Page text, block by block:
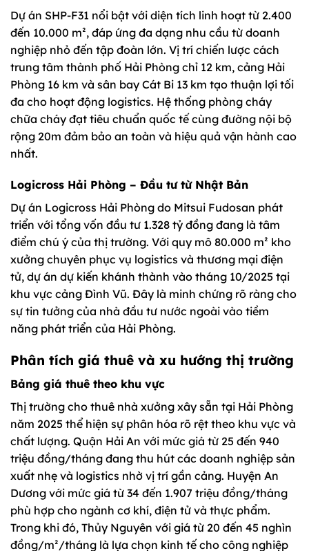
Dự án SHP-F31 nổi bật với diện tích linh hoạt từ 2.400
đến 10.000 m², đáp ứng đa dạng nhu cầu từ doanh
nghiệp nhỏ đến tập đoàn lớn. Vị trí chiến lược cách
trung tâm thành phố Hải Phòng chỉ 12 km, cảng Hải
Phòng 16 km và sân bay Cát Bi 13 km tạo thuận lợi tối
đa cho hoạt động logistics. Hệ thống phòng cháy
chữa cháy đạt tiêu chuẩn quốc tế cùng đường nội bộ
rộng 20m đảm bảo an toàn và hiệu quả vận hành cao
nhất.
Logicross Hải Phòng – Đầu tư từ Nhật Bản
Dự án Logicross Hải Phòng do Mitsui Fudosan phát
triển với tổng vốn đầu tư 1.328 tỷ đồng đang là tâm
điểm chú ý của thị trường. Với quy mô 80.000 m² kho
xưởng chuyên phục vụ logistics và thương mại điện
tử, dự án dự kiến khánh thành vào tháng 10/2025 tại
khu vực cảng Đình Vũ. Đây là minh chứng rõ ràng cho
sự tin tưởng của nhà đầu tư nước ngoài vào tiềm
năng phát triển của Hải Phòng.
Phân tích giá thuê và xu hướng thị trường
Bảng giá thuê theo khu vực
Thị trường cho thuê nhà xưởng xây sẵn tại Hải Phòng
năm 2025 thể hiện sự phân hóa rõ rệt theo khu vực và
chất lượng. Quận Hải An với mức giá từ 25 đến 940
triệu đồng/tháng đang thu hút các doanh nghiệp sản
xuất nhẹ và logistics nhờ vị trí gần cảng. Huyện An
Dương với mức giá từ 34 đến 1.907 triệu đồng/tháng
phù hợp cho ngành cơ khí, điện tử và thực phẩm.
Trong khi đó, Thủy Nguyên với giá từ 20 đến 45 nghìn
đồng/m²/tháng là lựa chọn kinh tế cho công nghiệp